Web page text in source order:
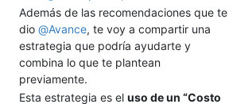
generación la oportunidad de ser
escuchada.
Además de las recomendaciones que te
dio @Avance, te voy a compartir una
estrategia que podría ayudarte y
combina lo que te plantean
previamente.
Esta estrategia es el uso de un “Costo